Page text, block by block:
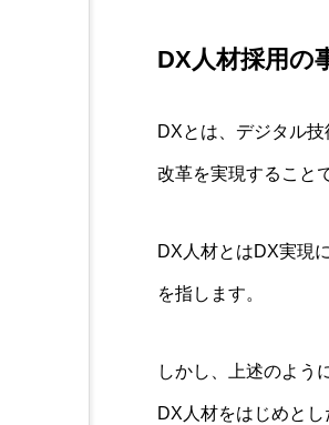
DX人材採用の
DXとは、デジタル
改革を実現すること
DX人材とはDX実現
を指します。
しかし、上述のよう
DX人材をはじめとし